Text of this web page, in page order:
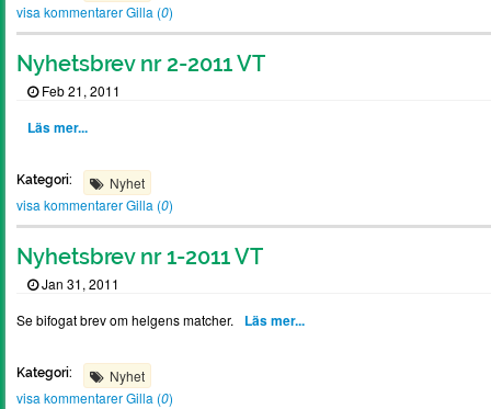
visa kommentarerGilla (0)
Nyhetsbrev nr 2-2011 VT
Feb 21, 2011
Läs mer...
Kategori:
Nyhet
visa kommentarerGilla (0)
Nyhetsbrev nr 1-2011 VT
Jan 31, 2011
Se bifogat brev om helgens matcher.
Läs mer...
Kategori:
Nyhet
visa kommentarerGilla (0)